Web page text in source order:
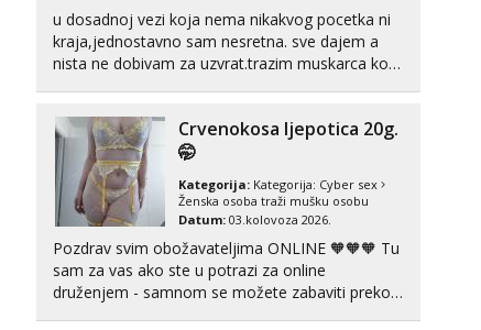
Žana
Čekam tvoj poziv!
Martina
Čekam tvoj poziv!
064/677-677
- Kod: #110
tel:0,93€ - mob:1,12€ min
Anđela
Čekam tvoj poziv!
u dosadnoj vezi koja nema nikakvog pocetka ni
kraja,jednostavno sam nesretna. sve dajem a
nista ne dobivam za uzvrat.trazim muskarca koji
njezan seks i njezne poljupce po tijelu koji me
jako pale,obozavam kad muskar...
Crvenokosa ljepotica 20g.
🤭
Kategorija: Kategorija: Cyber sex
Ženska osoba traži mušku osobu
Datum: 03.kolovoza 2026.
Pozdrav svim obožavateljima ONLINE 🧡🧡🧡 Tu
sam za vas ako ste u potrazi za online
druženjem - samnom se možete zabaviti preko